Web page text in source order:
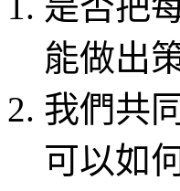
能做出
我們共
可以如